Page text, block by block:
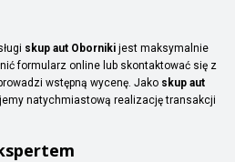
skup aut Oborniki jest maksymalnie
formularz online lub skontaktować się z
wstępną wycenę. Jako skup aut
natychmiastową realizację transakcji